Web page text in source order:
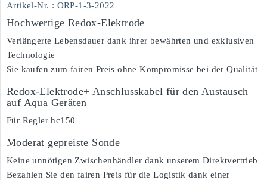
Artikel-Nr. : ORP-1-3-2022
Hochwertige Redox-Elektrode
Verlängerte Lebensdauer dank ihrer bewährten und exklusiven
Technologie
Sie kaufen zum fairen Preis ohne Kompromisse bei der Qualität
Redox-Elektrode+ Anschlusskabel für den Austausch
auf Aqua Geräten
Für Regler hc150
Moderat gepreiste Sonde
Keine unnötigen Zwischenhändler dank unserem Direktvertrieb
Bezahlen Sie den fairen Preis für die Logistik dank einer